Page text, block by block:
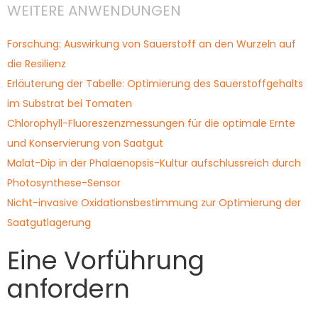
WEITERE ANWENDUNGEN
Forschung: Auswirkung von Sauerstoff an den Wurzeln auf
die Resilienz
Erläuterung der Tabelle: Optimierung des Sauerstoffgehalts
im Substrat bei Tomaten
Chlorophyll-Fluoreszenzmessungen für die optimale Ernte
und Konservierung von Saatgut
Malat-Dip in der Phalaenopsis-Kultur aufschlussreich durch
Photosynthese-Sensor
Nicht-invasive Oxidationsbestimmung zur Optimierung der
Saatgutlagerung
Eine Vorführung
anfordern